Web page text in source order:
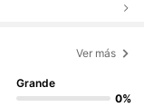
Ver más
Grande
0%